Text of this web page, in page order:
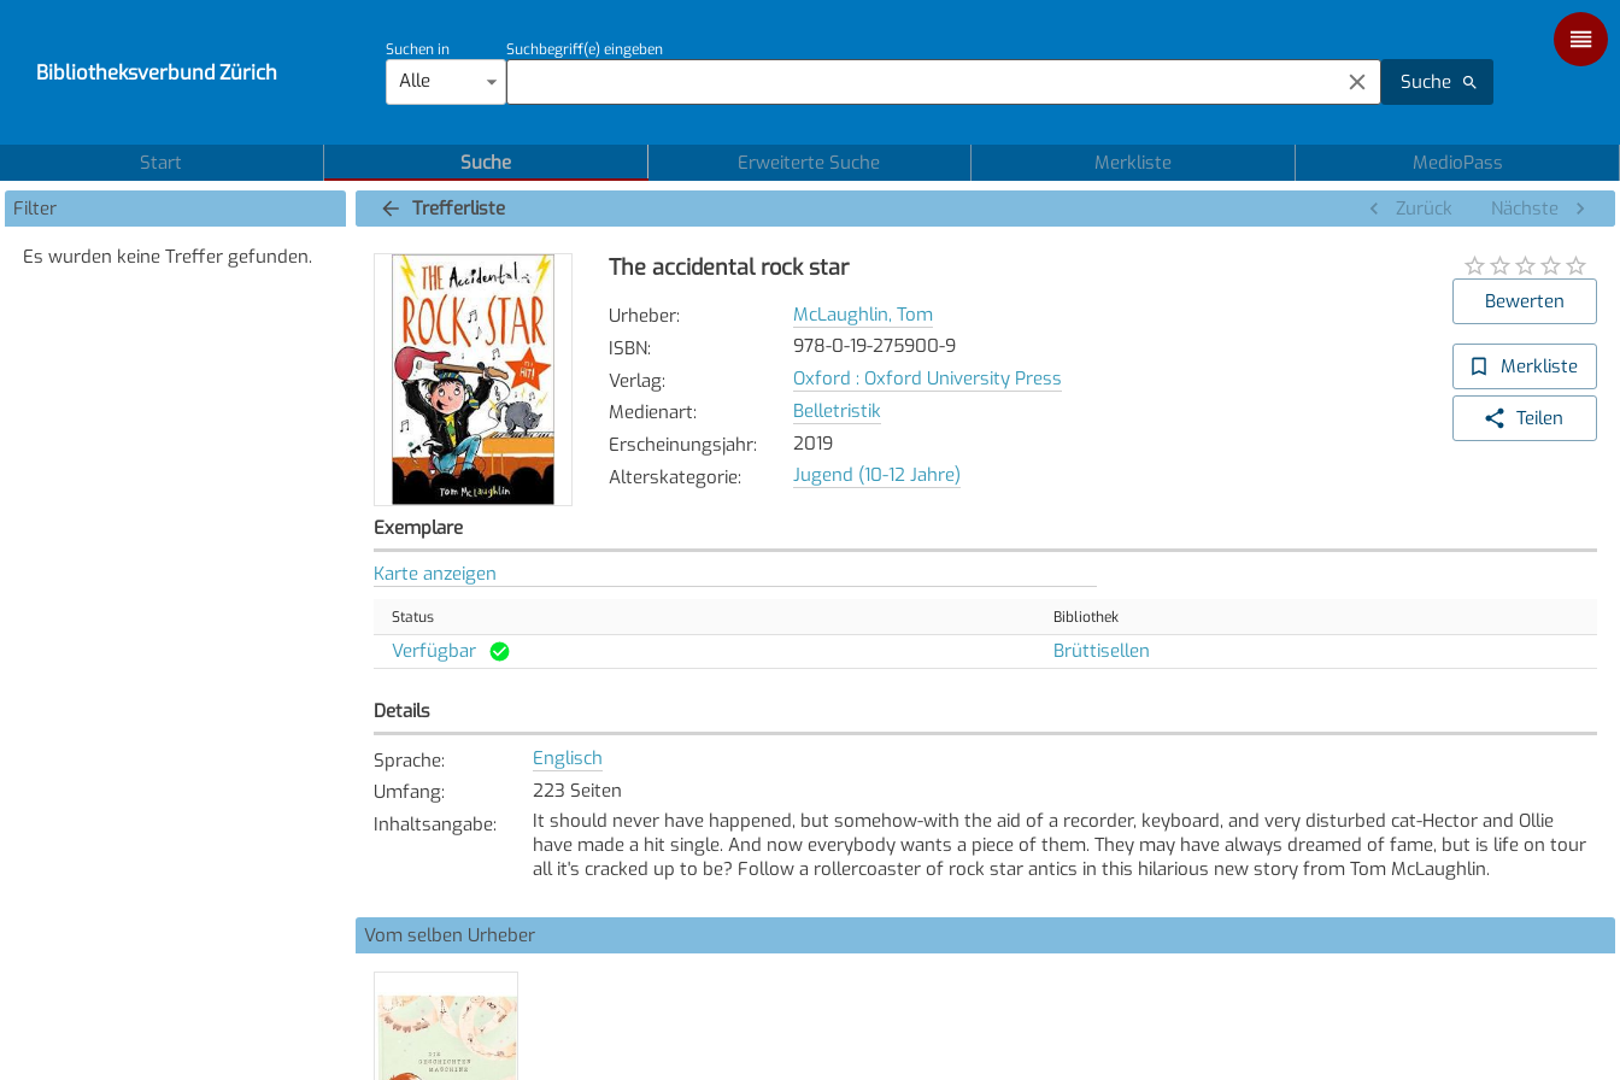
Bibliotheksverbund Zürich
Suchen in
Alle
Suchbegriff(e) eingeben
Suche
Start Suche Erweiterte Suche Merkliste
MedioPass
Filter
Es wurden keine Treffer gefunden.
Trefferliste Zurück Nächste
The accidental rock star
Urheber:
McLaughlin, Tom
ISBN:
978-0-19-275900-9
Verlag:
Oxford : Oxford University Press
Medienart:
Belletristik
Erscheinungsjahr:
2019
Alterskategorie: Jugend (10-12 Jahre)
Bewerten
Merkliste
Teilen
Exemplare
Karte anzeigen
Status Bibliothek
Verfügbar Brüttisellen
Details
Sprache:
Englisch
Umfang:
223 Seiten
Inhaltsangabe:
It should never have happened, but somehow-with the aid of a recorder, keyboard, and very disturbed cat-Hector and Ollie
have made a hit single. And now everybody wants a piece of them. They may have always dreamed of fame, but is life on tour
all it's cracked up to be? Follow a rollercoaster of rock star antics in this hilarious new story from Tom McLaughlin.
Vom selben Urheber